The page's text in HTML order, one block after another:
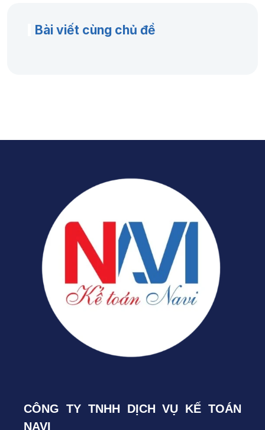
Bài viết cùng chủ đề
CÔNG TY TNHH DỊCH VỤ KẾ TOÁN
NAVI